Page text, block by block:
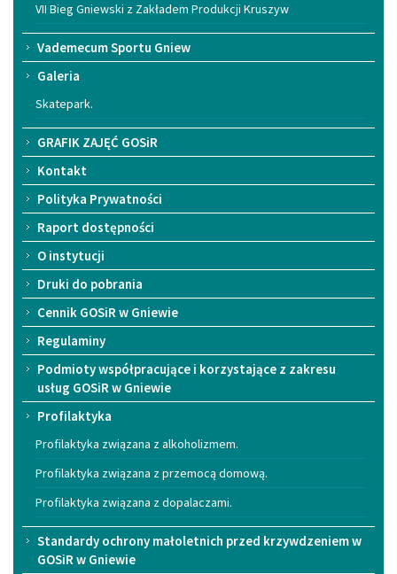
VII Bieg Gniewski z Zakładem Produkcji Kruszyw
Vademecum Sportu Gniew
Galeria
Skatepark.
GRAFIK ZAJĘĆ GOSiR
Kontakt
Polityka Prywatności
Raport dostępności
O instytucji
Druki do pobrania
Cennik GOSiR w Gniewie
Regulaminy
Podmioty współpracujące i korzystające z zakresu
usług GOSiR w Gniewie
Profilaktyka
Profilaktyka związana z alkoholizmem.
Profilaktyka związana z przemocą domową.
Profilaktyka związana z dopalaczami.
Standardy ochrony małoletnich przed krzywdzeniem w
GOSiR w Gniewie